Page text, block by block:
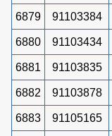
6879 91103384
6880 91103434
6881 91103835
6882 91103878
6883 91105165